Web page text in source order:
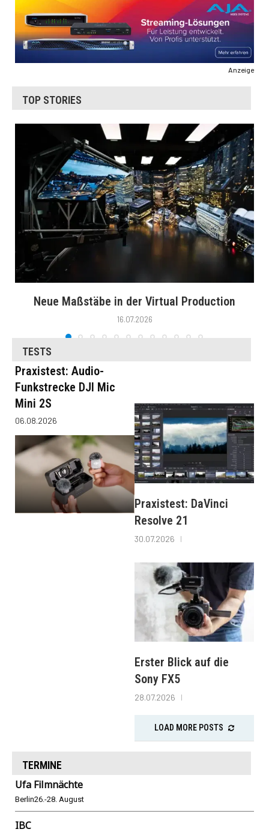
Anzeige
TOP STORIES
Neue Maßstäbe in der Virtual Production
16.07.2026
TESTS
Praxistest: Audio-
Funkstrecke DJI Mic
Mini 2S
06.08.2026
Praxistest: DaVinci
Resolve 21
30.07.2026
Erster Blick auf die
Sony FX5
28.07.2026
LOAD MORE POSTS
TERMINE
Ufa Filmnächte
Berlin26.-28. August
IBC